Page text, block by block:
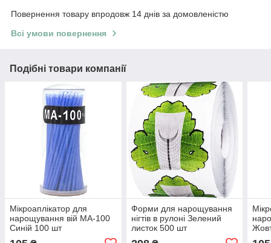
Повернення товару впродовж 14 днів за домовленістю
Всі умови повернення
Подібні товари компанії
Мікроаплікатор для
нарощування вій MA-100
Синій 100 шт
Форми для нарощування
нігтів в рулоні Зелений
листок 500 шт